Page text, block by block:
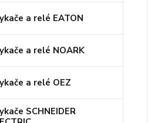
a relé EATON
a relé NOARK
a relé OEZ
SCHNEIDER